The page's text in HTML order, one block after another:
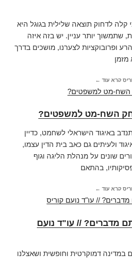
לדחוק תוצאה שלילית בגוגל היא
שתמשוך יותר עניין. יש בזה איזה
ופרובוקציות לצערנו, מושכים בדרך
מזמן
קרא עוד ←
השח-מט למשפטים?
באיגוד הישראלי לשחמט, כדיין
ולעיתים גם כאב בית הדין עצמו,
שונים על מנהלת הליגה וגוף
בהתאם
קרא עוד ←
מדברים? // עו"ד נועם
במדינה דמוקרטית וחופשית ושאצלנו